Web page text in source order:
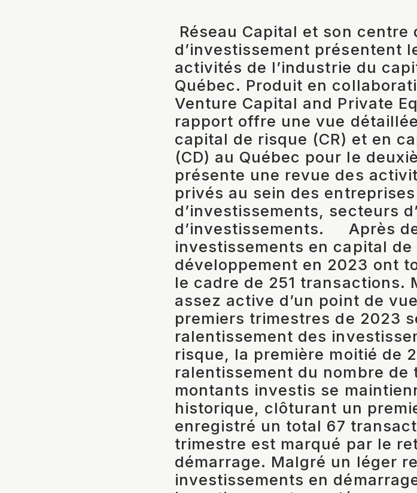
Réseau Capital et son centre
d’investissement présentent
activités de l’industrie du
Québec. Produit en
Venture Capital and Private
rapport offre une vue
capital de risque (CR) et en
(CD) au Québec pour le
présente une revue des
privés au sein des
d’investissements, secteurs
d’investissements. Après
investissements en capital
développement en 2023 ont
le cadre de 251 transactions.
assez active d’un point de
premiers trimestres de 2023
ralentissement des
risque, la première moitié de
ralentissement du nombre
montants investis se
historique, clôturant un
enregistré un total 67
trimestre est marqué par le
démarrage. Malgré un léger
investissements en